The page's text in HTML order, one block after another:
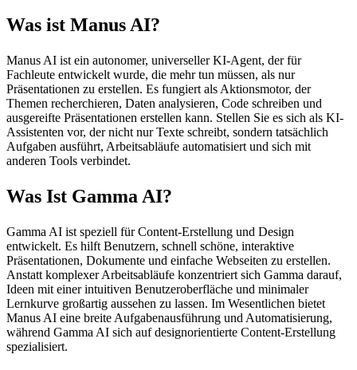
Was ist Manus AI?
Manus AI ist ein autonomer, universeller KI-Agent, der für
Fachleute entwickelt wurde, die mehr tun müssen, als nur
Präsentationen zu erstellen. Es fungiert als Aktionsmotor, der
Themen recherchieren, Daten analysieren, Code schreiben und
ausgereifte Präsentationen erstellen kann. Stellen Sie es sich als KI-
Assistenten vor, der nicht nur Texte schreibt, sondern tatsächlich
Aufgaben ausführt, Arbeitsabläufe automatisiert und sich mit
anderen Tools verbindet.
Was Ist Gamma AI?
Gamma AI ist speziell für Content-Erstellung und Design
entwickelt. Es hilft Benutzern, schnell schöne, interaktive
Präsentationen, Dokumente und einfache Webseiten zu erstellen.
Anstatt komplexer Arbeitsabläufe konzentriert sich Gamma darauf,
Ideen mit einer intuitiven Benutzeroberfläche und minimaler
Lernkurve großartig aussehen zu lassen. Im Wesentlichen bietet
Manus AI eine breite Aufgabenausführung und Automatisierung,
während Gamma AI sich auf designorientierte Content-Erstellung
spezialisiert.